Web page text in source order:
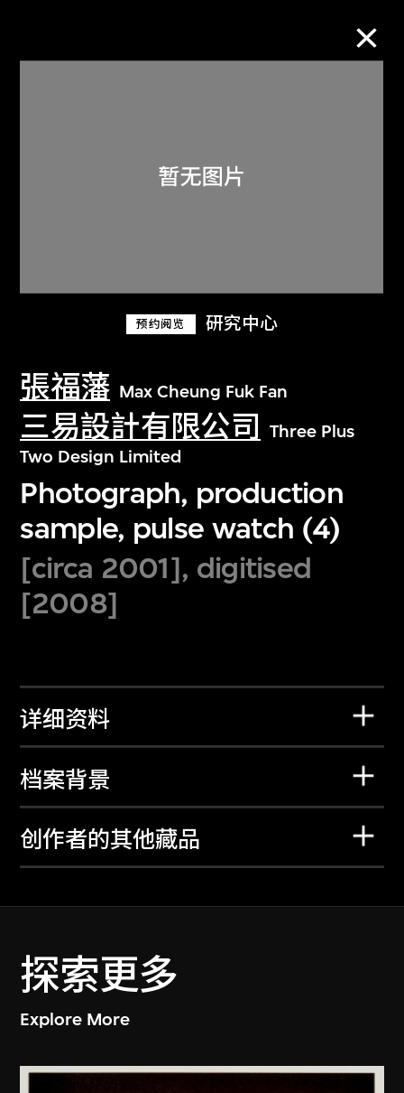
预约阅览 研究中心
張福藩 Max Cheung Fuk Fan
三易設計有限公司
Three Plus
Two Design Limited
Photograph, production
sample, pulse watch (4)
[circa 2001], digitised
[2008]
详细资料
档案背景
创作者的其他藏品
探索更多
Explore More
关于M+藏品
探索世界顶级的二十及二十一世纪视觉
文化藏品。